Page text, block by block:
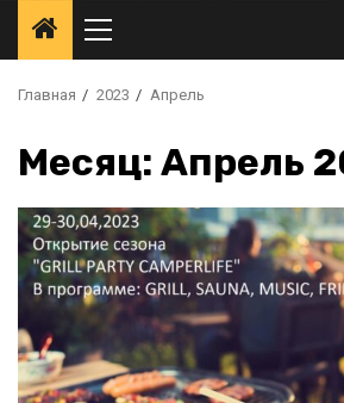
Основное
меню
Главная 2023 Апрель
Месяц: Апрель